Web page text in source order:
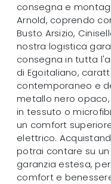
consegna e
Arnold, coprendo
Busto Arsizio,
nostra logistica
consegna in tutta
di Egoitaliano,
contemporaneo e
metallo nero
in tessuto o
un comfort
elettrico.
potrai contare su
garanzia estesa,
comfort e